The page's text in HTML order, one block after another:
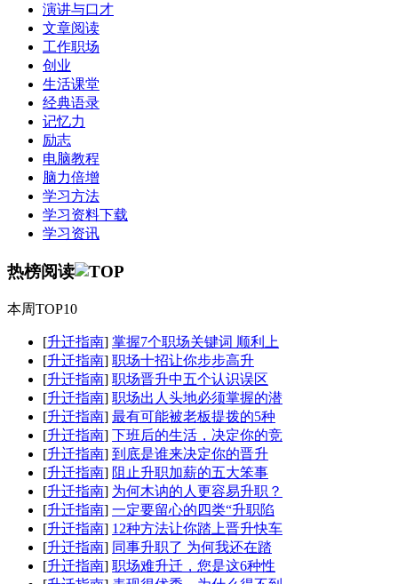
演讲与口才
文章阅读
工作职场
创业
生活课堂
经典语录
记忆力
励志
电脑教程
脑力倍增
学习方法
学习资料下载
学习资讯
热榜阅读
本周TOP10
[升迁指南] 掌握7个职场关键词 顺利上
[升迁指南] 职场十招让你步步高升
[升迁指南] 职场晋升中五个认识误区
[升迁指南] 职场出人头地必须掌握的潜
[升迁指南] 最有可能被老板提拨的5种
[升迁指南] 下班后的生活，决定你的竞
[升迁指南] 到底是谁来决定你的晋升
[升迁指南] 阻止升职加薪的五大笨事
[升迁指南] 为何木讷的人更容易升职？
[升迁指南] 一定要留心的四类“升职陷
[升迁指南] 12种方法让你踏上晋升快车
[升迁指南] 同事升职了 为何我还在踏
[升迁指南] 职场难升迁，您是这6种性